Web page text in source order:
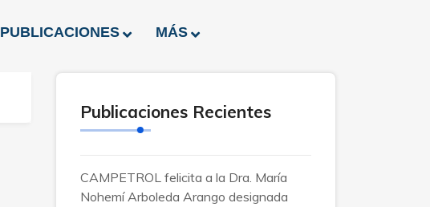
PUBLICACIONES MÁS
Publicaciones Recientes
CAMPETROL felicita a la Dra. María
Nohemí Arboleda Arango designada